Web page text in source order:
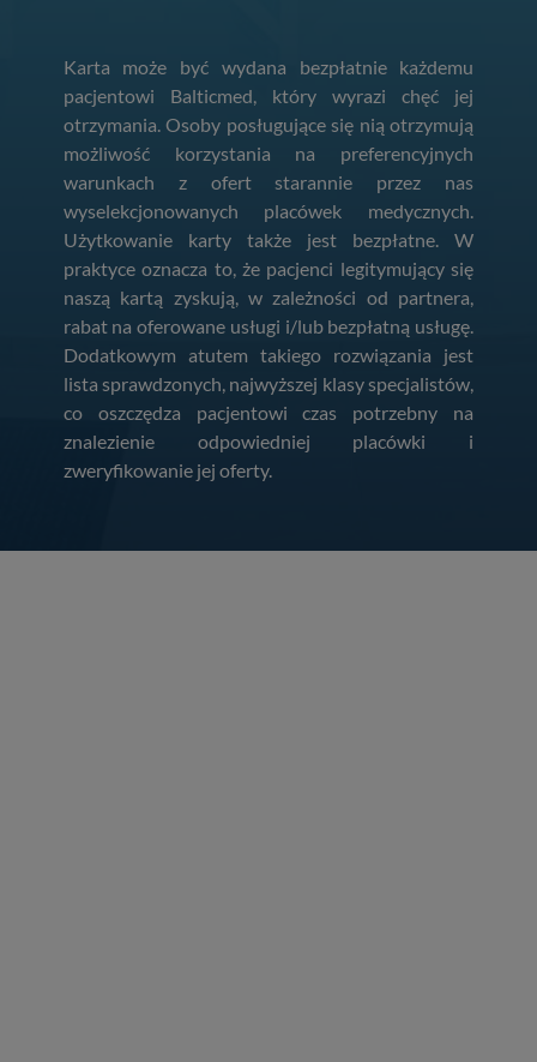
Karta może być wydana bezpłatnie każdemu
pacjentowi Balticmed, który wyrazi chęć jej
otrzymania. Osoby posługujące się nią otrzymują
możliwość korzystania na preferencyjnych
warunkach z ofert starannie przez nas
wyselekcjonowanych placówek medycznych.
Użytkowanie karty także jest bezpłatne. W
praktyce oznacza to, że pacjenci legitymujący się
naszą kartą zyskują, w zależności od partnera,
rabat na oferowane usługi i/lub bezpłatną usługę.
Dodatkowym atutem takiego rozwiązania jest
lista sprawdzonych, najwyższej klasy specjalistów,
co oszczędza pacjentowi czas potrzebny na
znalezienie odpowiedniej placówki i
zweryfikowanie jej oferty.